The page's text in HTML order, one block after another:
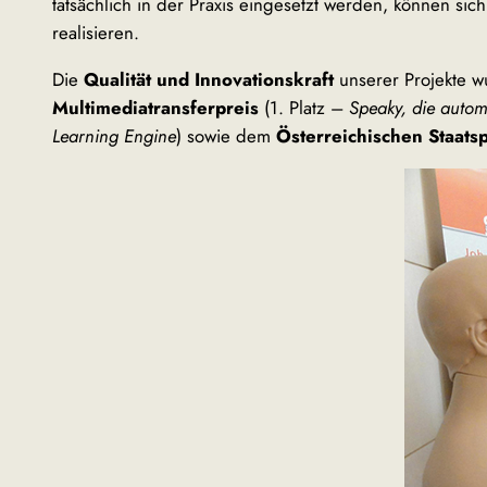
realisieren.
Die Qualität und Innovationskraftunserer Projekte
Multimediatransferpreis (1. Platz – Speaky, die
Learning Engine) sowie dem Österreichischen